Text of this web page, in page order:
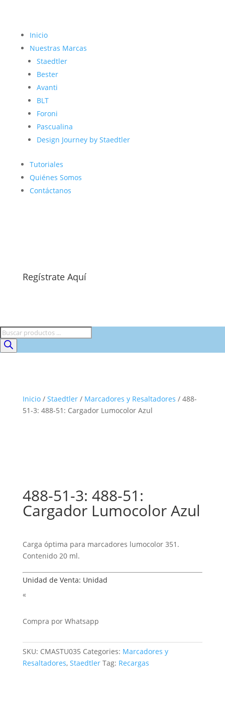
Inicio
Nuestras Marcas
Staedtler
Bester
Avanti
BLT
Foroni
Pascualina
Design Journey by Staedtler
Tutoriales
Quiénes Somos
Contáctanos
Regístrate Aquí
Búsqueda
de
productos
Inicio/ Staedtler/ Marcadores y Resaltadores / 488-
51-3: 488-51: Cargador Lumocolor Azul
488-51-3: 488-51:
Cargador Lumocolor Azul
Carga óptima para marcadores lumocolor 351.
Contenido 20 ml.
Unidad de Venta: Unidad
«
Compra por Whatsapp
SKU: CMASTU035 Categories: Marcadores y
Resaltadores, Staedtler Tag: Recargas